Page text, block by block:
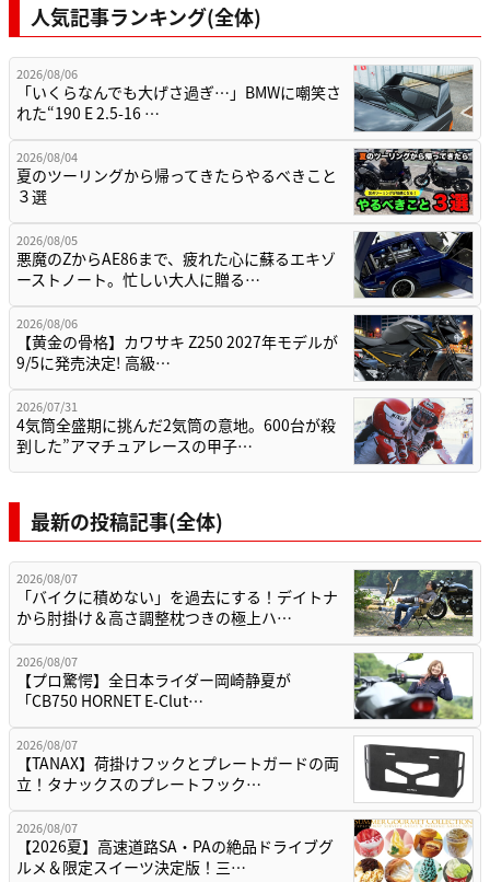
人気記事ランキング(全体)
2026/08/06
「いくらなんでも大げさ過ぎ…」BMWに嘲笑さ
れた“190 E 2.5-16 …
2026/08/04
夏のツーリングから帰ってきたらやるべきこと
３選
2026/08/05
悪魔のZからAE86まで、疲れた心に蘇るエキゾ
ーストノート。忙しい大人に贈る…
2026/08/06
【黄金の骨格】カワサキ Z250 2027年モデルが
9/5に発売決定! 高級…
2026/07/31
4気筒全盛期に挑んだ2気筒の意地。600台が殺
到した”アマチュアレースの甲子…
最新の投稿記事(全体)
2026/08/07
「バイクに積めない」を過去にする！デイトナ
から肘掛け＆高さ調整枕つきの極上ハ…
2026/08/07
【プロ驚愕】全日本ライダー岡崎静夏が
「CB750 HORNET E-Clut…
2026/08/07
【TANAX】荷掛けフックとプレートガードの両
立！タナックスのプレートフック…
2026/08/07
【2026夏】高速道路SA・PAの絶品ドライブグ
ルメ＆限定スイーツ決定版！三…